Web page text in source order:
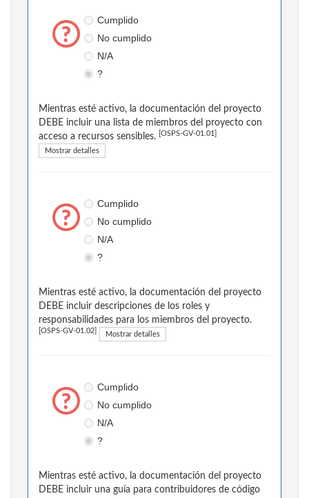
Cumplido
No cumplido
N/A
?
Mientras esté activo, la documentación del proyecto
DEBE incluir una lista de miembros del proyecto con
acceso a recursos sensibles.
[OSPS-GV-01.01]
Mostrar detalles
Cumplido
No cumplido
N/A
?
Mientras esté activo, la documentación del proyecto
DEBE incluir descripciones de los roles y
responsabilidades para los miembros del proyecto.
[OSPS-GV-01.02] Mostrar detalles
Cumplido
No cumplido
N/A
?
Mientras esté activo, la documentación del proyecto
DEBE incluir una guía para contribuidores de código